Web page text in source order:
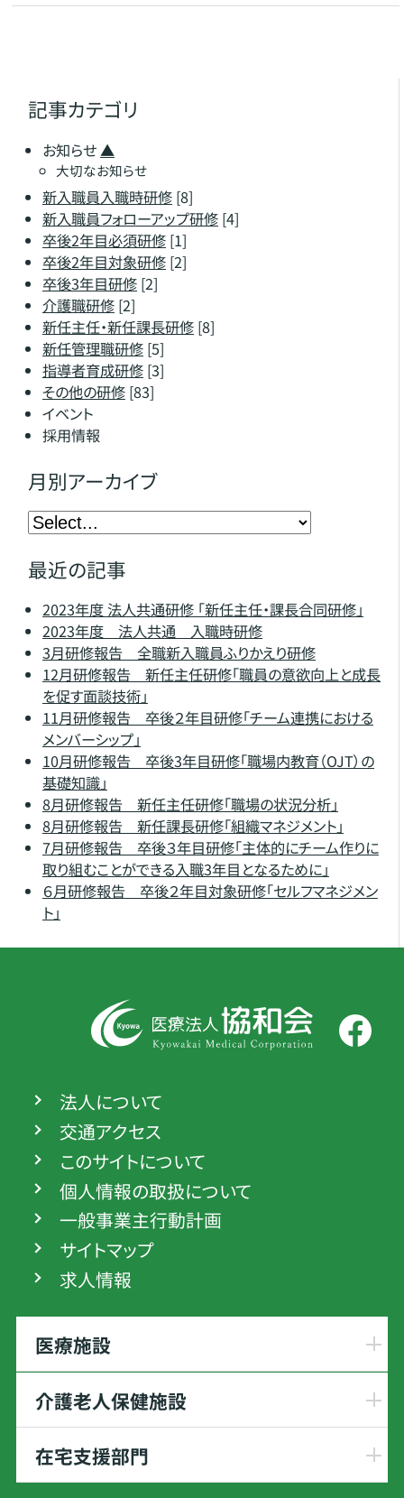
記事カテゴリ
お知らせ ▲
大切なお知らせ
新入職員入職時研修[8]
新入職員フォローアップ研修[4]
卒後2年目必須研修[1]
卒後2年目対象研修[2]
卒後3年目研修[2]
介護職研修[2]
新任主任・新任課長研修[8]
新任管理職研修[5]
指導者育成研修[3]
その他の研修[83]
イベント
採用情報
月別アーカイブ
最近の記事
2023年度 法人共通研修 「新任主任・課長合同研修」
2023年度 法人共通 入職時研修
3月研修報告 全職新⼊職員ふりかえり研修
12月研修報告 新任主任研修「職員の意欲向上と成⻑
を促す⾯談技術」
11月研修報告 卒後２年⽬研修「チーム連携における
メンバーシップ」
10月研修報告 卒後3年⽬研修「職場内教育（OJT）の
基礎知識」
8月研修報告 新任主任研修「職場の状況分析」
8月研修報告 新任課長研修「組織マネジメント」
7月研修報告 卒後３年目研修「主体的にチーム作りに
取り組むことができる入職3年目となるために」
６月研修報告 卒後２年目対象研修「セルフマネジメン
ト」
法人について
交通アクセス
このサイトについて
個人情報の取扱について
一般事業主行動計画
サイトマップ
求人情報
医療施設
介護老人保健施設
在宅支援部門